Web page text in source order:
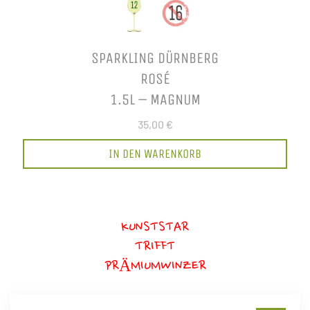
SPARKLING DÜRNBERG
ROSÉ
1.5L – MAGNUM
35,00 €
IN DEN WARENKORB
KUNSTSTAR
TRIFFT
PRÄMIUMWINZER